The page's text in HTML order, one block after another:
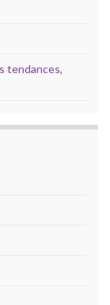
tendances,